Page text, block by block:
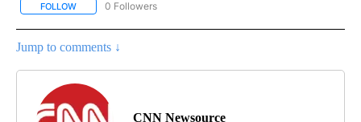
FOLLOW FOLLOW "CNN - SPANISH" TO RECEIVE NOTIFICATIONS ABOUT
0 Followers
Jump to comments ↓
CNN Newsource